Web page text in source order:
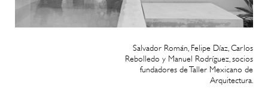
Salvador Román, Felipe Díaz, Carlos
Rebolledo y Manuel Rodríguez, socios
fundadores de Taller Mexicano de
Arquitectura.